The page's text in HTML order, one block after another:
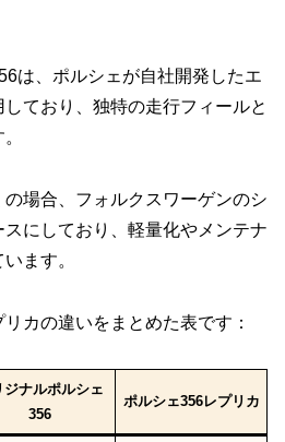
は、ポルシェが自社開発したエ
ており、独特の走行フィールと
場合、フォルクスワーゲンのシ
にしており、軽量化やメンテナ
ます。
カの違いをまとめた表です：
ジナルポルシェ
356
ポルシェ356レプリカ